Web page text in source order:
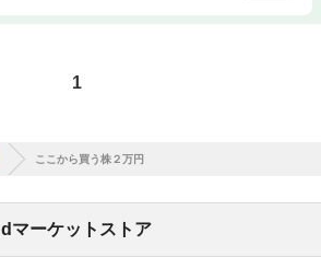
1
ここから買う株２万円
dマーケットストア